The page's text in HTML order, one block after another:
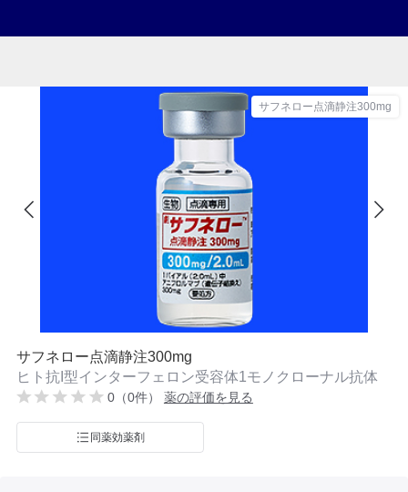
サフネロー点滴静注300mg
サフネロー点滴静注300mg
ヒト抗I型インターフェロン受容体1モノクローナル抗体
0（0件） 薬の評価を見る
同薬効薬剤